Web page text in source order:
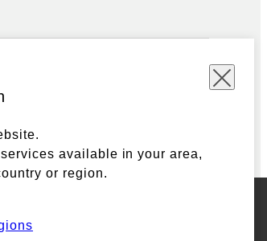
available in your area,
or region.